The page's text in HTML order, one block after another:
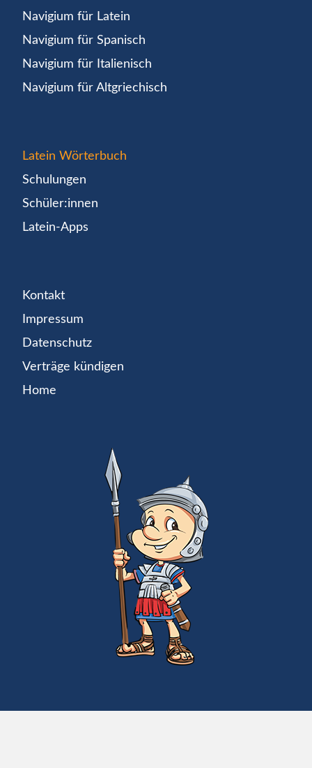
Navigium für Latein
Navigium für Spanisch
Navigium für Italienisch
Navigium für Altgriechisch
Latein Wörterbuch
Schulungen
Schüler:innen
Latein-Apps
Kontakt
Impressum
Datenschutz
Verträge kündigen
Home